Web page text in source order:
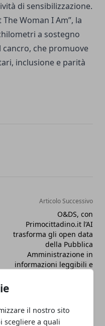
il nostro sito
scegliere a quali
di sensibilizzazione.
Woman I Am”, la
a sostegno
che promuove
inclusione e parità
Articolo Successivo
O&DS, con
Primocittadino.it l’AI
trasforma gli open data
della Pubblica
Amministrazione in
informazioni leggibili e